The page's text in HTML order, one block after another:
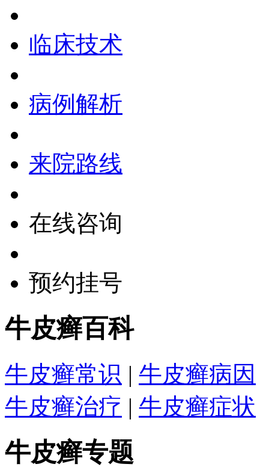
临床技术
病例解析
来院路线
在线咨询
预约挂号
牛皮癣百科
牛皮癣常识 | 牛皮癣病因
牛皮癣治疗 | 牛皮癣症状
牛皮癣专题